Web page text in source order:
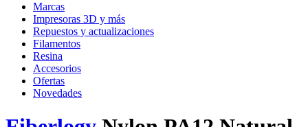
Marcas
Impresoras 3D y más
Repuestos y actualizaciones
Filamentos
Resina
Accesorios
Ofertas
Novedades